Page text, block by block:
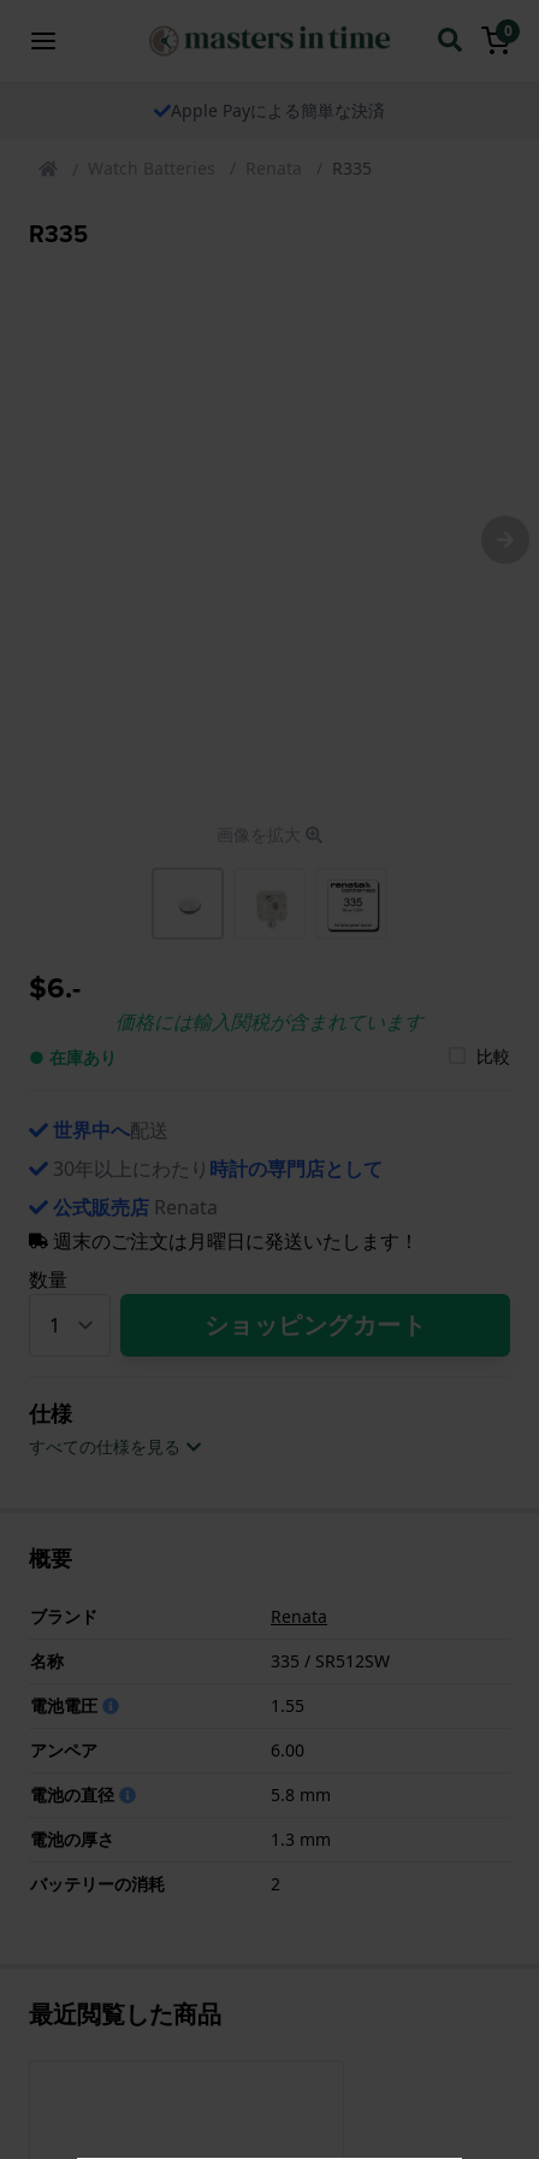
0
Apple Payによる簡単な決済
Watch Batteries Renata R335
R335
画像を拡大
$6.-
価格には輸入関税が含まれています
● 在庫あり 比較
世界中へ配送
30年以上にわたり 時計の専門店として
公式販売店 Renata
週末のご注文は月曜日に発送いたします！
数量
ショッピングカート
仕様
すべての仕様を見る
概要
ブランド
Renata
名称
335 / SR512SW
電池電圧
1.55
アンペア
6.00
電池の直径
5.8 mm
電池の厚さ
1.3 mm
バッテリーの消耗
2
最近閲覧した商品